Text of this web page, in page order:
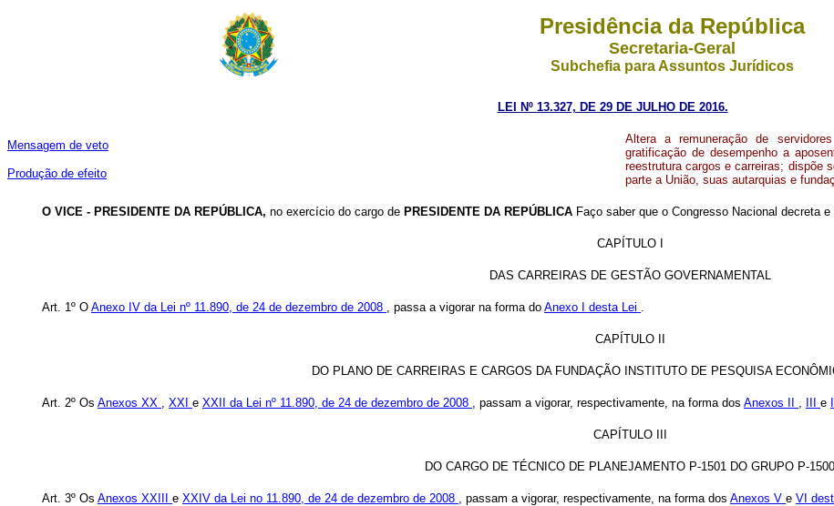
Presidência da República
Secretaria-Geral
Subchefia para Assuntos Jurídicos
LEI Nº 13.327, DE 29 DE JULHO DE 2016.
Mensagem de veto
Produção de efeito
Altera a remuneração de
gratificação de desempenho a
reestrutura cargos e carreiras; dispõe
parte a União, suas autarquias e
O VICE - PRESIDENTE DA REPÚBLICA, no exercício do cargo de PRESIDENTE DA REPÚBLICA Faço saber que o Congresso Nacional decreta
CAPÍTULO I
DAS CARREIRAS DE GESTÃO GOVERNAMENTAL
Art. 1º O Anexo IV da Lei nº 11.890, de 24 de dezembro de 2008 , passa a vigorar na forma do Anexo I desta Lei .
CAPÍTULO II
DO PLANO DE CARREIRAS E CARGOS DA FUNDAÇÃO INSTITUTO DE PESQUISA
Art. 2º Os Anexos XX , XXI e XXII da Lei nº 11.890, de 24 de dezembro de 2008 , passam a vigorar, respectivamente, na forma dos Anexos II , e
CAPÍTULO III
DO CARGO DE TÉCNICO DE PLANEJAMENTO P-1501 DO GRUPO P-1500
Art. 3º Os Anexos XXIII e XXIV da Lei no 11.890, de 24 de dezembro de 2008 , passam a vigorar, respectivamente, na forma dos Anexos V e VI